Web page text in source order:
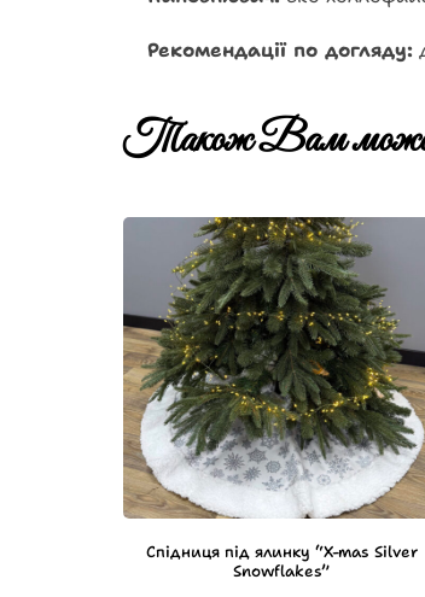
Рекомендації по догляду:
Також Вам може
Спідниця під ялинку “X-mas Silver
Snowflakes”